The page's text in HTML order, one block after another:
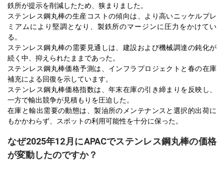
鉄所が提示を削減したため、狭まりました。
ステンレス鋼丸棒の生産コストの傾向は、より高いニッケルプレ
ミアムにより堅調となり、製鉄所のマージンに圧力をかけてい
る。
ステンレス鋼丸棒の需要見通しは、建設および機械調達の鈍化が
続く中、抑えられたままであった。
ステンレス鋼丸棒価格予測は、インフラプロジェクトと春の在庫
補充による回復を示しています。
ステンレス鋼丸棒価格指数は、年末在庫の引き締まりを反映し、
一方で輸出競争が見積もりを圧迫した。
在庫と輸出需要の動態は、製油所のメンテナンスと選択的出荷に
もかかわらず、スポットの利用可能性を十分に保った。
なぜ2025年12月にAPACでステンレス鋼丸棒の価格
が変動したのですか？